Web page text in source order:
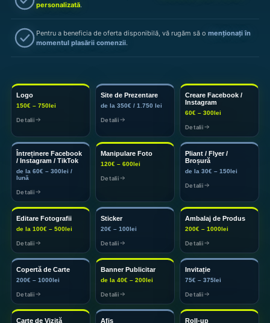
personalizată.
Pentru a beneficia de oferta disponibilă, vă rugăm să o menționați în
momentul plasării comenzii.
Logo
150€ – 750lei
Detalii
Site de Prezentare
de la 350€ / 1.750 lei
Detalii
Creare Facebook /
Instagram
60€ – 300lei
Detalii
Întreținere Facebook
/ Instagram / TikTok
de la 60€ – 300lei /
lună
Detalii
Manipulare Foto
120€ – 600lei
Detalii
Pliant / Flyer /
Broșură
de la 30€ – 150lei
Detalii
Editare Fotografii
de la 100€ – 500lei
Detalii
Sticker
20€ – 100lei
Detalii
Ambalaj de Produs
200€ – 1000lei
Detalii
Copertă de Carte
200€ – 1000lei
Detalii
Banner Publicitar
de la 40€ – 200lei
Detalii
Invitație
75€ – 375lei
Detalii
Carte de Vizită Afiș Roll-up